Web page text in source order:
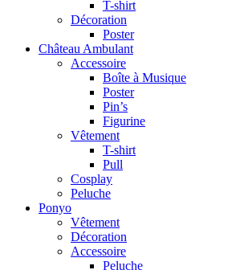
T-shirt
Décoration
Poster
Château Ambulant
Accessoire
Boîte à Musique
Poster
Pin’s
Figurine
Vêtement
T-shirt
Pull
Cosplay
Peluche
Ponyo
Vêtement
Décoration
Accessoire
Peluche